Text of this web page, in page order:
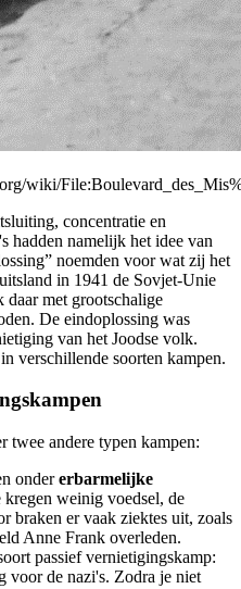
wiki/
concentratie en
hadden namelijk het idee van
noemden voor wat zij het
in 1941 de Sovjet-Unie
daar met grootschalige
De eindoplossing was
van het Joodse volk.
verschillende soorten kampen.
twee andere typen kampen:
ondererbarmelijke
weinig voedsel, de
braken er vaak ziektes uit, zoals
Anne Frank overleden.
passief vernietigingskamp:
voor de nazi's. Zodra je niet